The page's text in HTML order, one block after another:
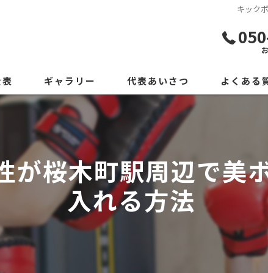
キック
ギャラリー 代表あいさつ よくある
が桜木町駅周辺で美
入れる方法